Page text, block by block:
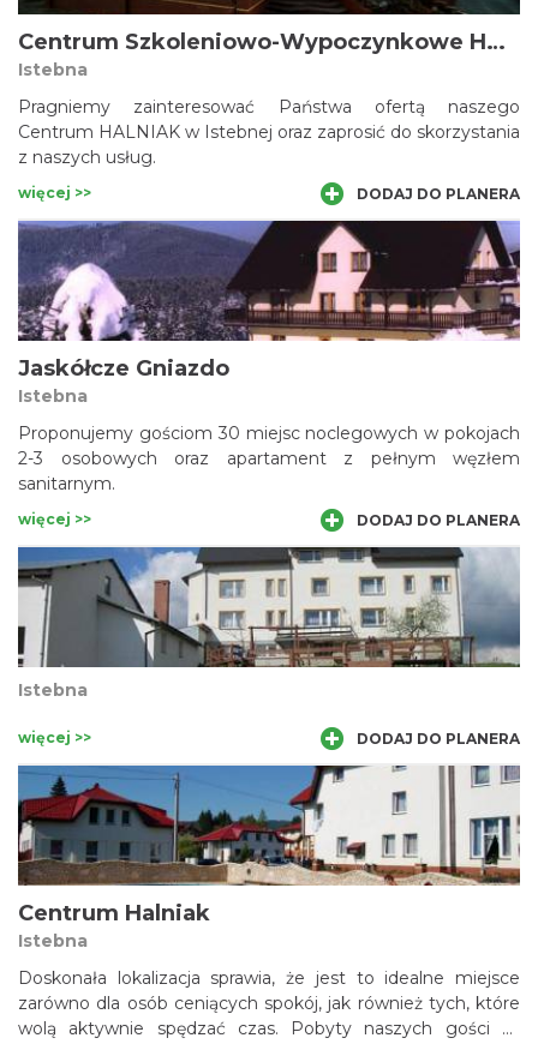
Centrum Szkoleniowo-Wypoczynkowe HALNIAK
Istebna
Pragniemy zainteresować Państwa ofertą naszego
Centrum HALNIAK w Istebnej oraz zaprosić do skorzystania
z naszych usług.
więcej >> DODAJ DO PLANERA
Jaskółcze Gniazdo
Istebna
Proponujemy gościom 30 miejsc noclegowych w pokojach
2-3 osobowych oraz apartament z pełnym węzłem
sanitarnym.
więcej >> DODAJ DO PLANERA
Istebna
więcej >> DODAJ DO PLANERA
Centrum Halniak
Istebna
Doskonała lokalizacja sprawia, że jest to idealne miejsce
zarówno dla osób ceniących spokój, jak również tych, które
wolą aktywnie spędzać czas. Pobyty naszych gości są